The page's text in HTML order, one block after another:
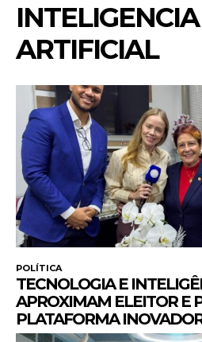
INTELIGENCIA
ARTIFICIAL
POLÍTICA
TECNOLOGIA E
APROXIMAM ELEITOR E
PLATAFORMA